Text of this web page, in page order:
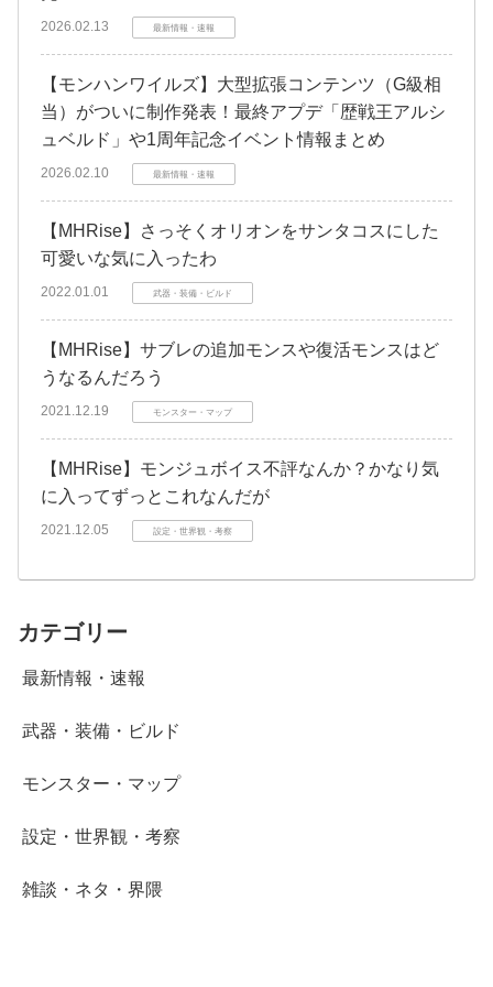
2026.02.13 最新情報・速報
【モンハンワイルズ】大型拡張コンテンツ（G級相
当）がついに制作発表！最終アプデ「歴戦王アルシ
ュベルド」や1周年記念イベント情報まとめ
2026.02.10 最新情報・速報
【MHRise】さっそくオリオンをサンタコスにした
可愛いな気に入ったわ
2022.01.01 武器・装備・ビルド
【MHRise】サブレの追加モンスや復活モンスはど
うなるんだろう
2021.12.19 モンスター・マップ
【MHRise】モンジュボイス不評なんか？かなり気
に入ってずっとこれなんだが
2021.12.05 設定・世界観・考察
カテゴリー
最新情報・速報
武器・装備・ビルド
モンスター・マップ
設定・世界観・考察
雑談・ネタ・界隈